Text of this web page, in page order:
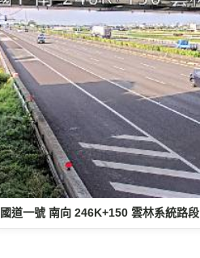
國道一號 南向 246K+150 雲林系統路段